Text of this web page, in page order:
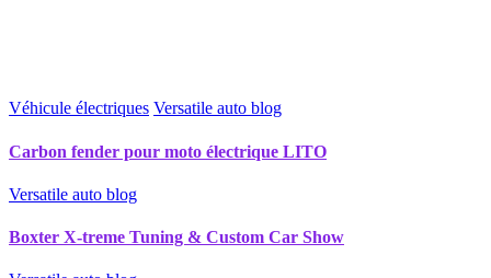
Véhicule électriques Versatile auto blog
Carbon fender pour moto électrique LITO
Versatile auto blog
Boxter X-treme Tuning & Custom Car Show